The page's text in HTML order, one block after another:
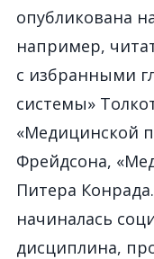
опубликована
например,
с избранными
системы»
«Медицинской
Фрейдсона,
Питера
начиналась
дисциплина,